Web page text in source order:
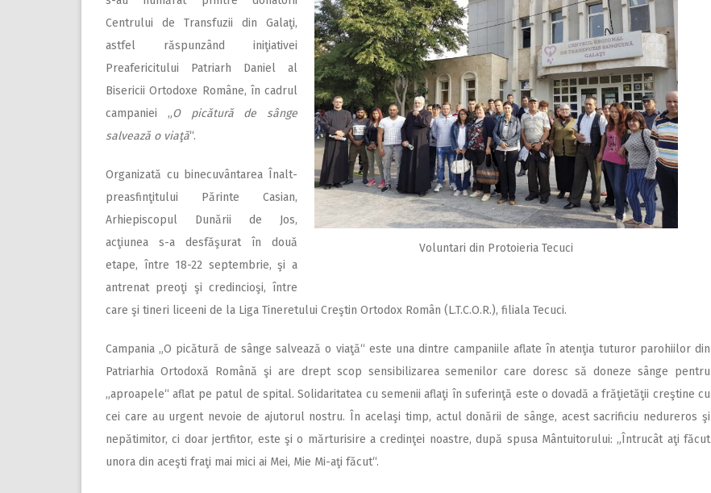
Voluntari din Protoieria Tecuci
Centrului de Transfuzii din Galaţi,
astfel răspunzând iniţiativei
Preafericitului Patriarh Daniel al
Bisericii Ortodoxe Române, în cadrul
campaniei „O picătură de sânge
salvează o viaţă“.
Organizată cu binecu­vântarea Înalt­
prea­sfin­ţitu­lui Părinte Casian,
Arhiepiscopul Dunării de Jos,
acţiunea s-a desfăşurat în două
etape, între 18-22 septembrie, şi a
antrenat preoţi şi credincioşi, între
care şi tineri liceeni de la Liga Tineretului Creştin Ortodox Român (L.T.C.O.R.), filiala Tecuci.
Campania „O picătură de sânge salvează o viaţă“ este una dintre campaniile aflate în atenţia tuturor parohiilor din
Patriarhia Ortodoxă Română şi are drept scop sensibilizarea semenilor care doresc să doneze sânge pentru
„aproapele“ aflat pe patul de spital. Solidaritatea cu semenii aflaţi în suferinţă este o dovadă a frăţietăţii creştine cu
cei care au urgent nevoie de ajutorul nostru. În acelaşi timp, actul donării de sânge, acest sacrificiu nedureros şi
nepătimitor, ci doar jertfitor, este şi o mărturisire a credinţei noastre, după spusa Mântuitorului: „Întrucât aţi făcut
unora din aceşti fraţi mai mici ai Mei, Mie Mi-aţi făcut“.